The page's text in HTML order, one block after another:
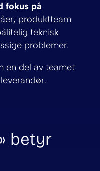
fokus på
produktteam
teknisk
problemer.
en del av teamet
betyr